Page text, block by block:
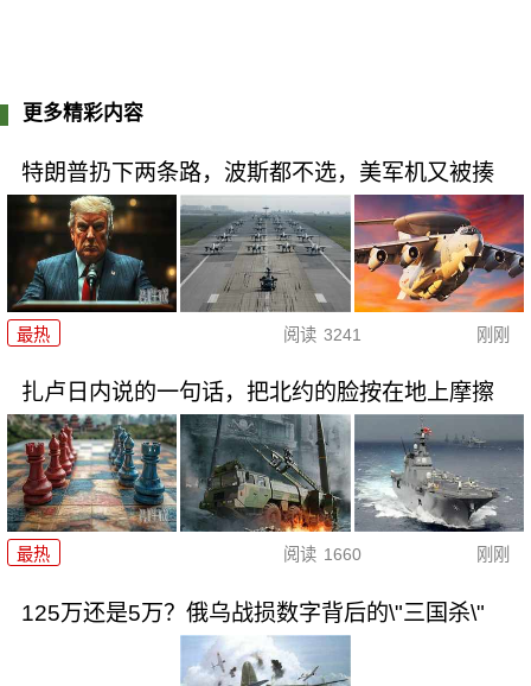
更多精彩内容
特朗普扔下两条路，波斯都不选，美军机又被揍
最热 阅读 3241 刚刚
扎卢日内说的一句话，把北约的脸按在地上摩擦
最热 阅读 1660 刚刚
125万还是5万？俄乌战损数字背后的\"三国杀\"